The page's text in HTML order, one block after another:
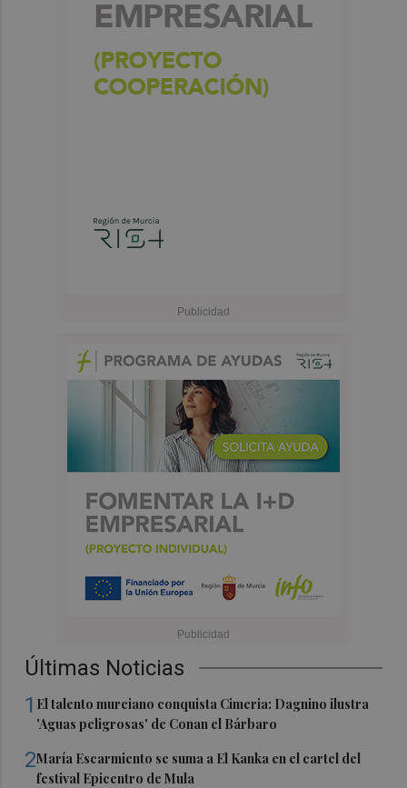
Últimas Noticias
1 El talento murciano conquista Cimeria: Dagnino ilustra
'Aguas peligrosas' de Conan el Bárbaro
2María Escarmiento se suma a El Kanka en el cartel del
festival Epicentro de Mula